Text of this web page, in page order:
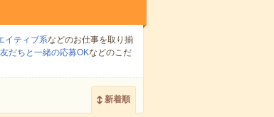
イティブ系などのお仕事を取り揃
友だちと一緒の応募OKなどのこだ
新着順